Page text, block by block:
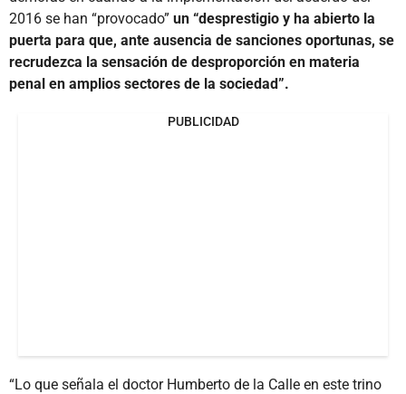
2016 se han “provocado” un “desprestigio y ha abierto la
puerta para que, ante ausencia de sanciones oportunas, se
recrudezca la sensación de desproporción en materia
penal en amplios sectores de la sociedad”.
PUBLICIDAD
“Lo que señala el doctor Humberto de la Calle en este trino